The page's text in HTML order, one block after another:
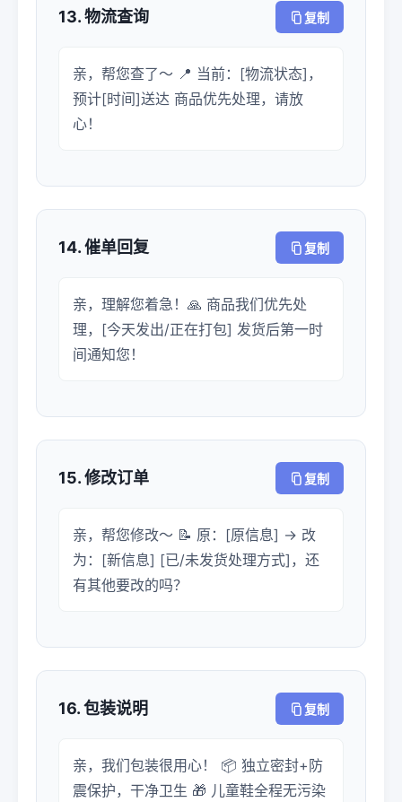
13. 物流查询 复制
亲，帮您查了～ 📍 当前：[物流状态]，
预计[时间]送达 商品优先处理，请放
心！
14. 催单回复 复制
亲，理解您着急！🙏 商品我们优先处
理，[今天发出/正在打包] 发货后第一时
间通知您！
15. 修改订单 复制
亲，帮您修改～ 📝 原：[原信息] → 改
为：[新信息] [已/未发货处理方式]，还
有其他要改的吗？
16. 包装说明 复制
亲，我们包装很用心！ 📦 独立密封+防
震保护，干净卫生 🎁 儿童鞋全程无污染